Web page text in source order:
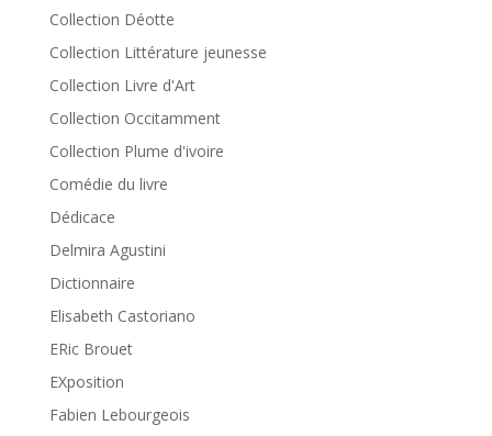
Collection Déotte
Collection Littérature jeunesse
Collection Livre d'Art
Collection Occitamment
Collection Plume d'ivoire
Comédie du livre
Dédicace
Delmira Agustini
Dictionnaire
Elisabeth Castoriano
ERic Brouet
EXposition
Fabien Lebourgeois